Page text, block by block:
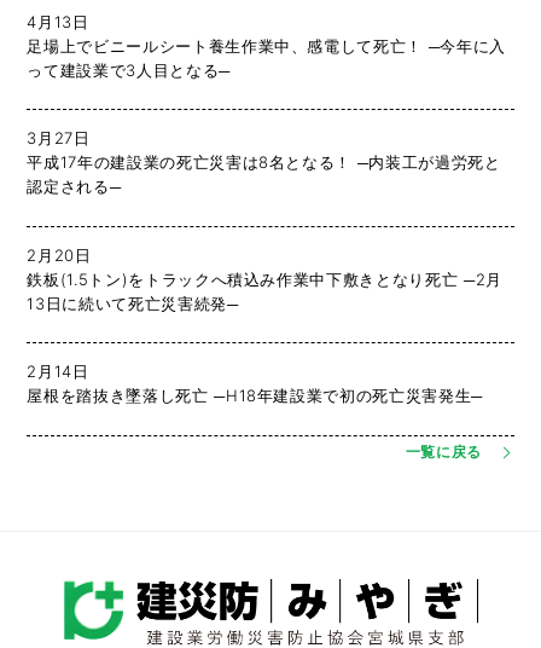
4月13日
足場上でビニールシート養生作業中、感電して死亡！ ─今年に入
って建設業で3人目となる─
3月27日
平成17年の建設業の死亡災害は8名となる！ ─内装工が過労死と
認定される─
2月20日
鉄板(1.5トン)をトラックへ積込み作業中下敷きとなり死亡 ─2月
13日に続いて死亡災害続発─
2月14日
屋根を踏抜き墜落し死亡 ─H18年建設業で初の死亡災害発生─
一覧に戻る